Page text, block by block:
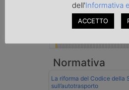
Normativa
La riforma del Codice della
sull’autotrasporto
dell'Informativa
ACCETTO